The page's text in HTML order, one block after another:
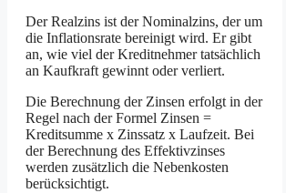
Der Realzins ist der Nominalzins, der um
die Inflationsrate bereinigt wird. Er gibt
an, wie viel der Kreditnehmer tatsächlich
an Kaufkraft gewinnt oder verliert.
Die Berechnung der Zinsen erfolgt in der
Regel nach der Formel Zinsen =
Kreditsumme x Zinssatz x Laufzeit. Bei
der Berechnung des Effektivzinses
werden zusätzlich die Nebenkosten
berücksichtigt.